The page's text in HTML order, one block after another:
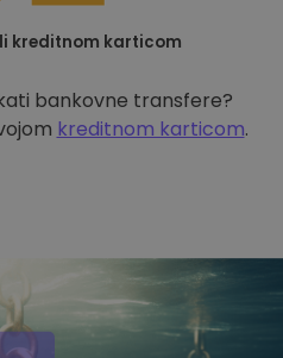
kreditnom karticom
bankovne transfere?
kreditnom karticom.